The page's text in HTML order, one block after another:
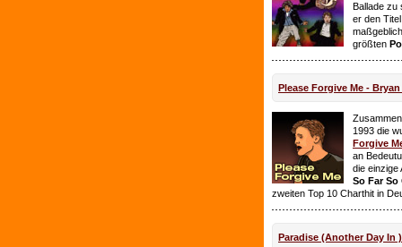
Ballade zu
er den
größten
Please Forgive Me -
1993 die
Forgive
an
die einzige
So Far So
zweiten Top 10 Charthit in
Paradise (Another Day In